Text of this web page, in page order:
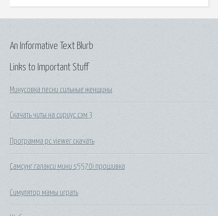
Links to Important Stuff
Минусовка песни сильные женщины
Скачать читы на сириус сэм 3
Программа pc viewer скачать
Самсунг галакси мини s5570i прошивка
Симулятор мамы играть
An Informative Text Blurb